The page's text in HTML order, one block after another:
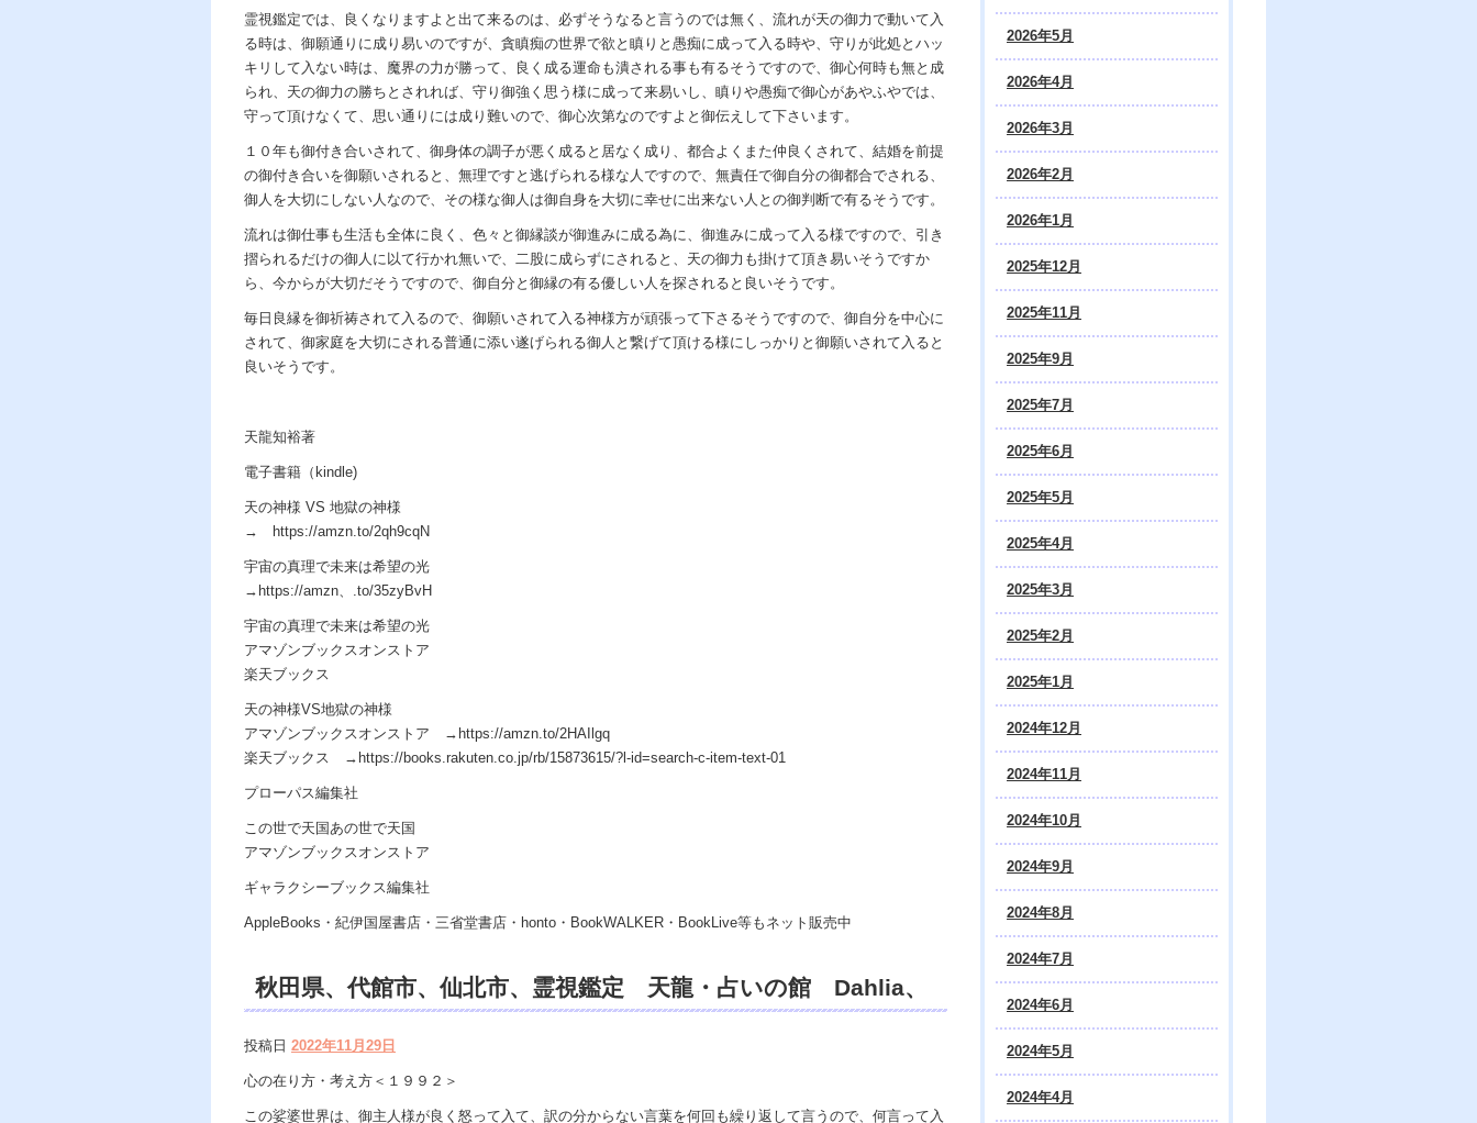
霊視鑑定では、良くなりますよと出て来るのは、必ずそうなると言うのでは無く、流れが天の御力で動いて入
る時は、御願通りに成り易いのですが、貪瞋痴の世界で欲と瞋りと愚痴に成って入る時や、守りが此処とハッ
キリして入ない時は、魔界の力が勝って、良く成る運命も潰される事も有るそうですので、御心何時も無と成
られ、天の御力の勝ちとされれば、守り御強く思う様に成って来易いし、瞋りや愚痴で御心があやふやでは、
守って頂けなくて、思い通りには成り難いので、御心次第なのですよと御伝えして下さいます。
１０年も御付き合いされて、御身体の調子が悪く成ると居なく成り、都合よくまた仲良くされて、結婚を前提
の御付き合いを御願いされると、無理ですと逃げられる様な人ですので、無責任で御自分の御都合でされる、
御人を大切にしない人なので、その様な御人は御自身を大切に幸せに出来ない人との御判断で有るそうです。
流れは御仕事も生活も全体に良く、色々と御縁談が御進みに成る為に、御進みに成って入る様ですので、引き
摺られるだけの御人に以て行かれ無いで、二股に成らずにされると、天の御力も掛けて頂き易いそうですか
ら、今からが大切だそうですので、御自分と御縁の有る優しい人を探されると良いそうです。
毎日良縁を御祈祷されて入るので、御願いされて入る神様方が頑張って下さるそうですので、御自分を中心に
されて、御家庭を大切にされる普通に添い遂げられる御人と繋げて頂ける様にしっかりと御願いされて入ると
良いそうです。
天龍知裕著
電子書籍（kindle)
天の神様 VS 地獄の神様
→ https://amzn.to/2qh9cqN
宇宙の真理で未来は希望の光
→https://amzn、.to/35zyBvH
宇宙の真理で未来は希望の光
アマゾンブックスオンストア
楽天ブックス
天の神様VS地獄の神様
アマゾンブックスオンストア →https://amzn.to/2HAIlgq
楽天ブックス →https://books.rakuten.co.jp/rb/15873615/?l-id=search-c-item-text-01
プローパス編集社
この世で天国あの世で天国
アマゾンブックスオンストア
ギャラクシーブックス編集社
AppleBooks・紀伊国屋書店・三省堂書店・honto・BookWALKER・BookLive等もネット販売中
秋田県、代館市、仙北市、霊視鑑定 天龍・占いの館 Dahlia、
霊能力、霊媒師、ヒーリング、電話鑑定、オンライン、天龍知裕
投稿日 2022年11月29日
心の在り方・考え方＜１９９２＞
この娑婆世界は、御主人様が良く怒って入て、訳の分からない言葉を何回も繰り返して言うので、何言って入
2026年5月
2026年4月
2026年3月
2026年2月
2026年1月
2025年12月
2025年11月
2025年9月
2025年7月
2025年6月
2025年5月
2025年4月
2025年3月
2025年2月
2025年1月
2024年12月
2024年11月
2024年10月
2024年9月
2024年8月
2024年7月
2024年6月
2024年5月
2024年4月